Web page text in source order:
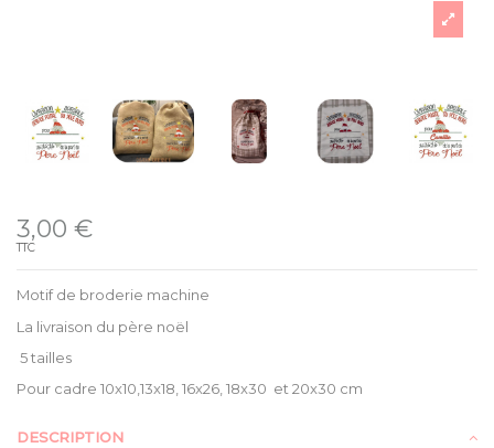
3,00 €
TTC
Motif de broderie machine
La livraison du père noël
5 tailles
Pour cadre 10x10,13x18, 16x26, 18x30 et 20x30 cm
DESCRIPTION